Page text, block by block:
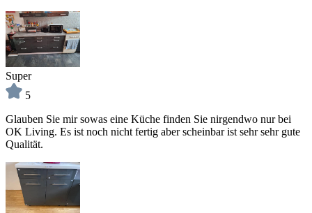
Super
5
Glauben Sie mir sowas eine Küche finden Sie nirgendwo nur bei
OK Living. Es ist noch nicht fertig aber scheinbar ist sehr sehr gute
Qualität.